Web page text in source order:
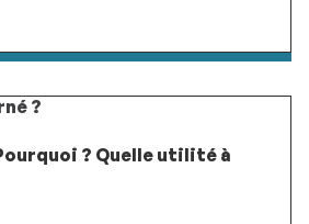
?
? Quelle utilité à